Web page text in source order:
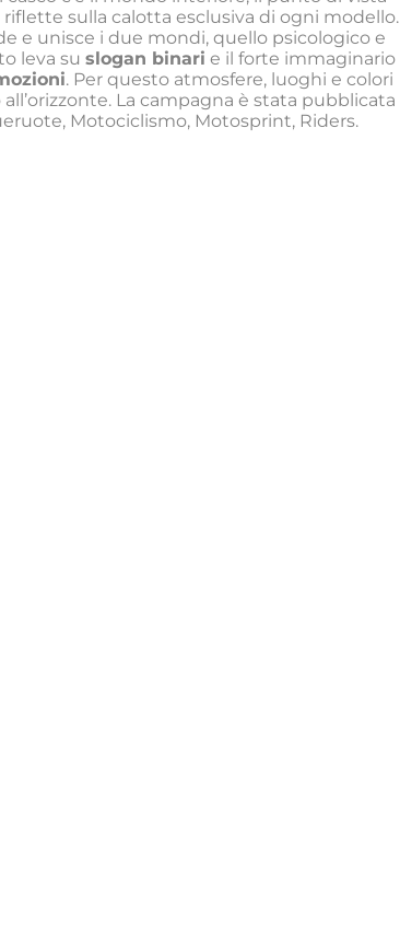
sulla calotta esclusiva di ogni modello.
e unisce i due mondi, quello psicologico e
leva su slogan binari e il forte immaginario
. Per questo atmosfere, luoghi e colori
La campagna è stata pubblicata
Motociclismo, Motosprint, Riders.